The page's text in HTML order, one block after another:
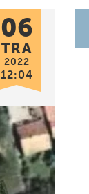
06
TRA
2022
12:04